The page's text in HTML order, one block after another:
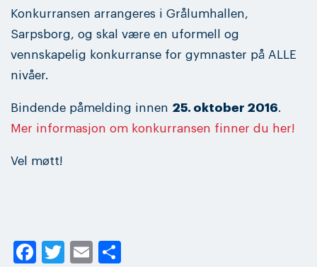
Konkurransen arrangeres i Grålumhallen,
Sarpsborg, og skal være en uformell og
vennskapelig konkurranse for gymnaster på ALLE
nivåer.
Bindende påmelding innen 25. oktober 2016.
Mer informasjon om konkurransen finner du her!
Vel møtt!
Facebook
Twitter
Email